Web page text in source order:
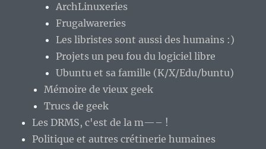
ArchLinuxeries
Frugalwareries
Les libristes sont aussi des humains :)
Projets un peu fou du logiciel libre
Ubuntu et sa famille (K/X/Edu/buntu)
Mémoire de vieux geek
Trucs de geek
Les DRMS, c'est de la m—– !
Politique et autres crétinerie humaines